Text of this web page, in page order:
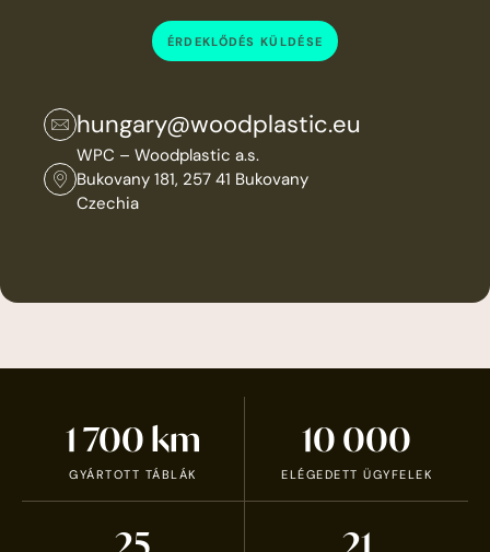
ÉRDEKLŐDÉS KÜLDÉSE
hungary@woodplastic.eu
WPC – Woodplastic a.s.
Bukovany 181, 257 41 Bukovany
Czechia
1 700 km
GYÁRTOTT TÁBLÁK
10 000
ELÉGEDETT ÜGYFELEK